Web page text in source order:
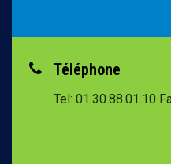
Téléphone
Tel: 01.30.88.01.10